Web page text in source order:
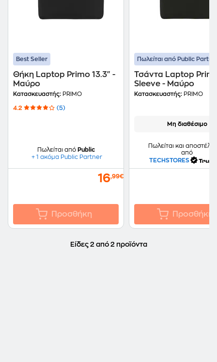
Best Seller
Θήκη Laptop Primo 13.3" -
Μαύρο
Κατασκευαστής: PRIMO
4.2 (5)
Πωλείται από Public
+ 1 ακόμα Public Partner
16,99€
Προσθήκη
Πωλείται από Public
Τσάντα Laptop
Sleeve - Μαύρο
Κατασκευαστής: PRIMO
Μη διαθέσιμο
Πωλείται και
από
TECHSTORES
Προσθήκη
Είδες 2 από 2 προϊόντα